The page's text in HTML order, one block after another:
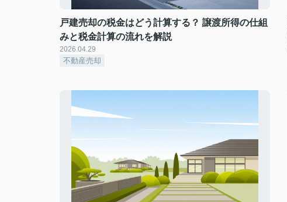
戸建売却の税金はどう計算する？ 譲渡所得の仕組
みと税金計算の流れを解説
2026.04.29
不動産売却